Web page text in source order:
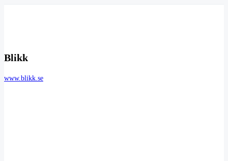
Blikk
www.blikk.se